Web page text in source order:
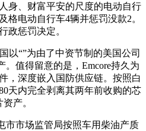
身、财富平安的尺度的电动自行
格电动自行车4辆并惩罚没款2。
政惩罚决定。
“”为由了中资节制的美国公司
。值得留意的是，Emcore持久为
，深度嵌入国防供应链。按照白
天内完全剥离其两年前收购的芯
资产。
市场监管局按照车用柴油产质